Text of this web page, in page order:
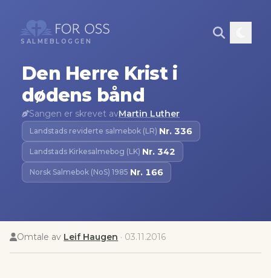
SALMEBLOGGEN
Den Herre Krist i
dødens bånd
Sangen er skrevet avMartin Luther
Landstads reviderte salmebok (LR)·Nr. 336
Landstads Kirkesalmebog (LK)·Nr. 342
Norsk Salmebok (NoS) 1985·Nr. 166
Omtale av Leif Haugen · 03.11.2016